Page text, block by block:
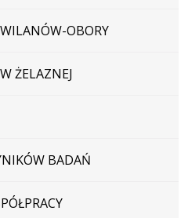
OBORY
ŻELAZNEJ
BADAŃ